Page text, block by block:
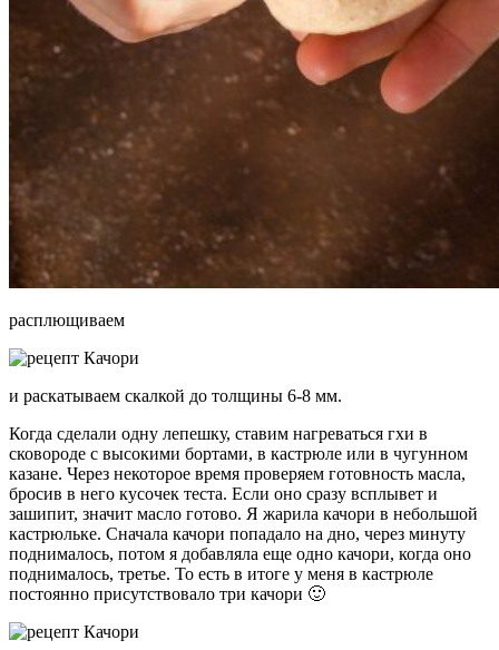
расплющиваем
и раскатываем скалкой до толщины 6-8 мм.
Когда сделали одну лепешку, ставим нагреваться гхи в
сковороде с высокими бортами, в кастрюле или в чугунном
казане. Через некоторое время проверяем готовность масла,
бросив в него кусочек теста. Если оно сразу всплывет и
зашипит, значит масло готово. Я жарила качори в небольшой
кастрюльке. Сначала качори попадало на дно, через минуту
поднималось, потом я добавляла еще одно качори, когда оно
поднималось, третье. То есть в итоге у меня в кастрюле
постоянно присутствовало три качори 🙂